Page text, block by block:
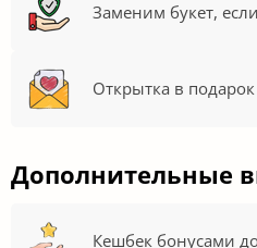
Заменим букет,
Открытка в
Дополнительные
Кешбек бонусами